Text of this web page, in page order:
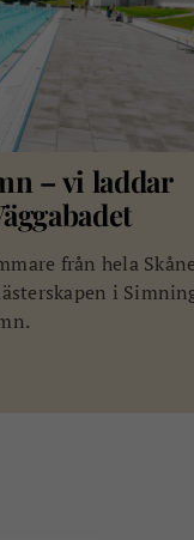
– vi laddar
från hela Skåne
i